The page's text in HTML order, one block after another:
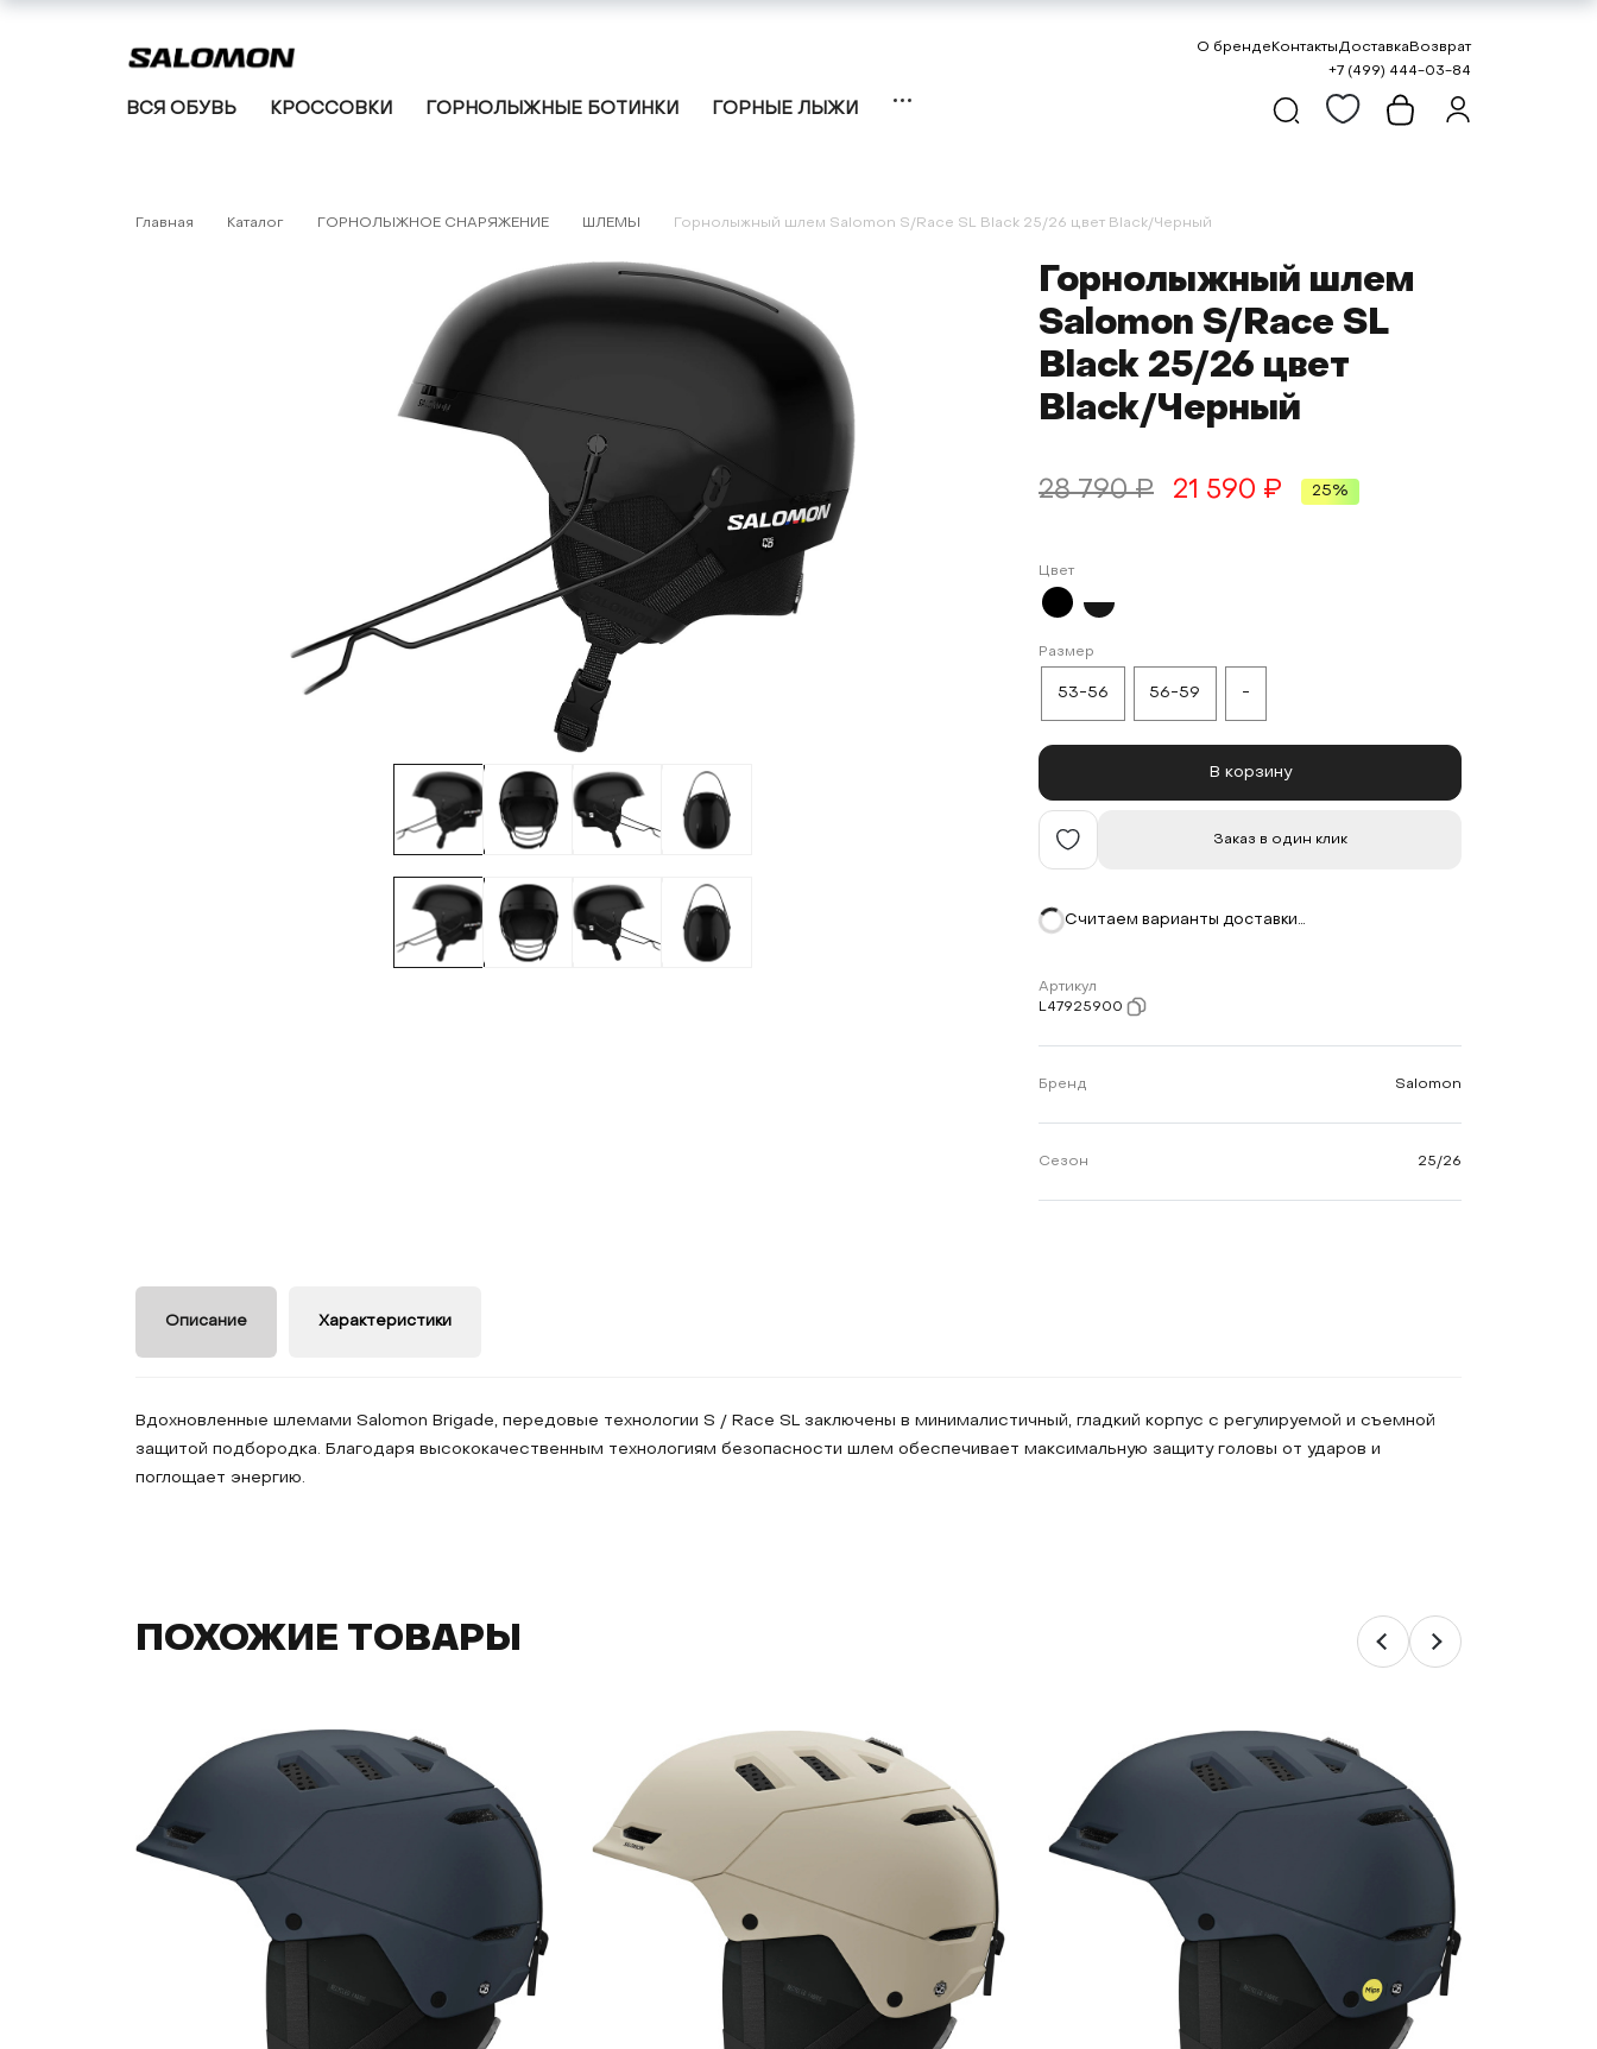
ВСЯ ОБУВЬ КРОССОВКИ ГОРНОЛЫЖНЫЕ БОТИНКИ ГОРНЫЕ ЛЫЖИ
О бренде КонтактыДоставка Возврат
+7 (499) 444-03-84
Главная Каталог ГОРНОЛЫЖНОЕ СНАРЯЖЕНИЕ ШЛЕМЫ Горнолыжный шлем Salomon S/Race SL Black 25/26 цвет Black/Черный
Горнолыжный шлем
Salomon S/Race SL
Black 25/26 цвет
Black/Черный
28 790 ₽ 21 590 ₽ 25%
Цвет
Размер
53-56 56-59 -
В корзину
Заказ в один клик
Считаем варианты доставки…
Артикул
L47925900
Бренд Salomon
Сезон 25/26
Описание Характеристики
Вдохновленные шлемами Salomon Brigade, передовые технологии S / Race SL заключены в минималистичный, гладкий корпус с регулируемой и съемной
защитой подбородка. Благодаря высококачественным технологиям безопасности шлем обеспечивает максимальную защиту головы от ударов и
поглощает энергию.
ПОХОЖИЕ ТОВАРЫ